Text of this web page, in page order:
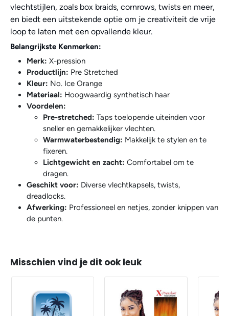
vlechtstijlen, zoals box braids, cornrows, twists en meer,
en biedt een uitstekende optie om je creativiteit de vrije
loop te laten met een opvallende kleur.
Belangrijkste Kenmerken:
Merk: X-pression
Productlijn: Pre Stretched
Kleur: No. Ice Orange
Materiaal: Hoogwaardig synthetisch haar
Voordelen:
Pre-stretched: Taps toelopende uiteinden voor
sneller en gemakkelijker vlechten.
Warmwaterbestendig: Makkelijk te stylen en te
fixeren.
Lichtgewicht en zacht: Comfortabel om te
dragen.
Geschikt voor: Diverse vlechtkapsels, twists,
dreadlocks.
Afwerking: Professioneel en netjes, zonder knippen van
de punten.
Misschien vind je dit ook leuk